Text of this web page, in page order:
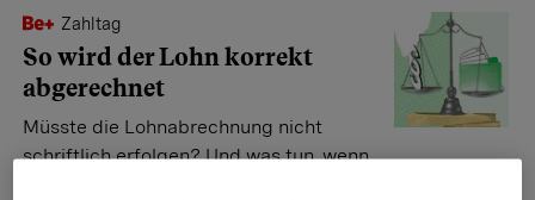
Zahltag
So wird der Lohn korrekt
abgerechnet
Müsste die Lohnabrechnung nicht
schriftlich erfolgen? Und was tun, wenn